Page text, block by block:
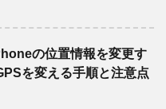
の位置情報を変更す
を変える手順と注意点